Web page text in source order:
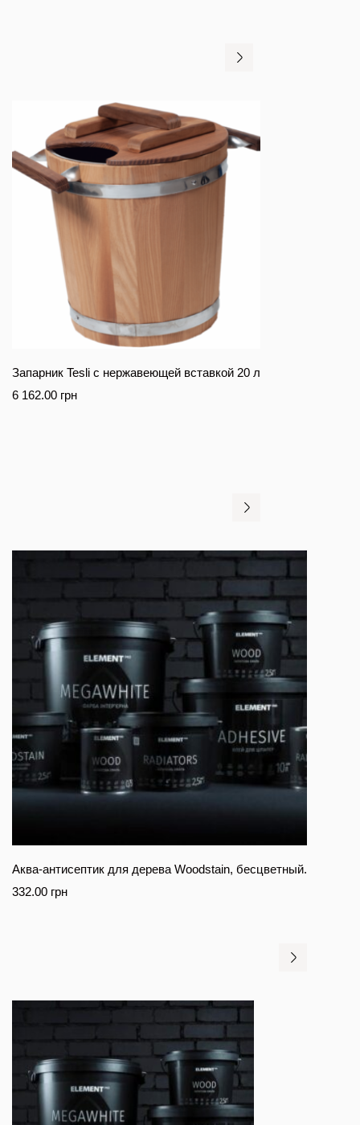
Запарник Tesli с нержавеющей вставкой 20 л
6 162.00 грн
Аква-антисептик для дерева Woodstain, бесцветный.
332.00 грн